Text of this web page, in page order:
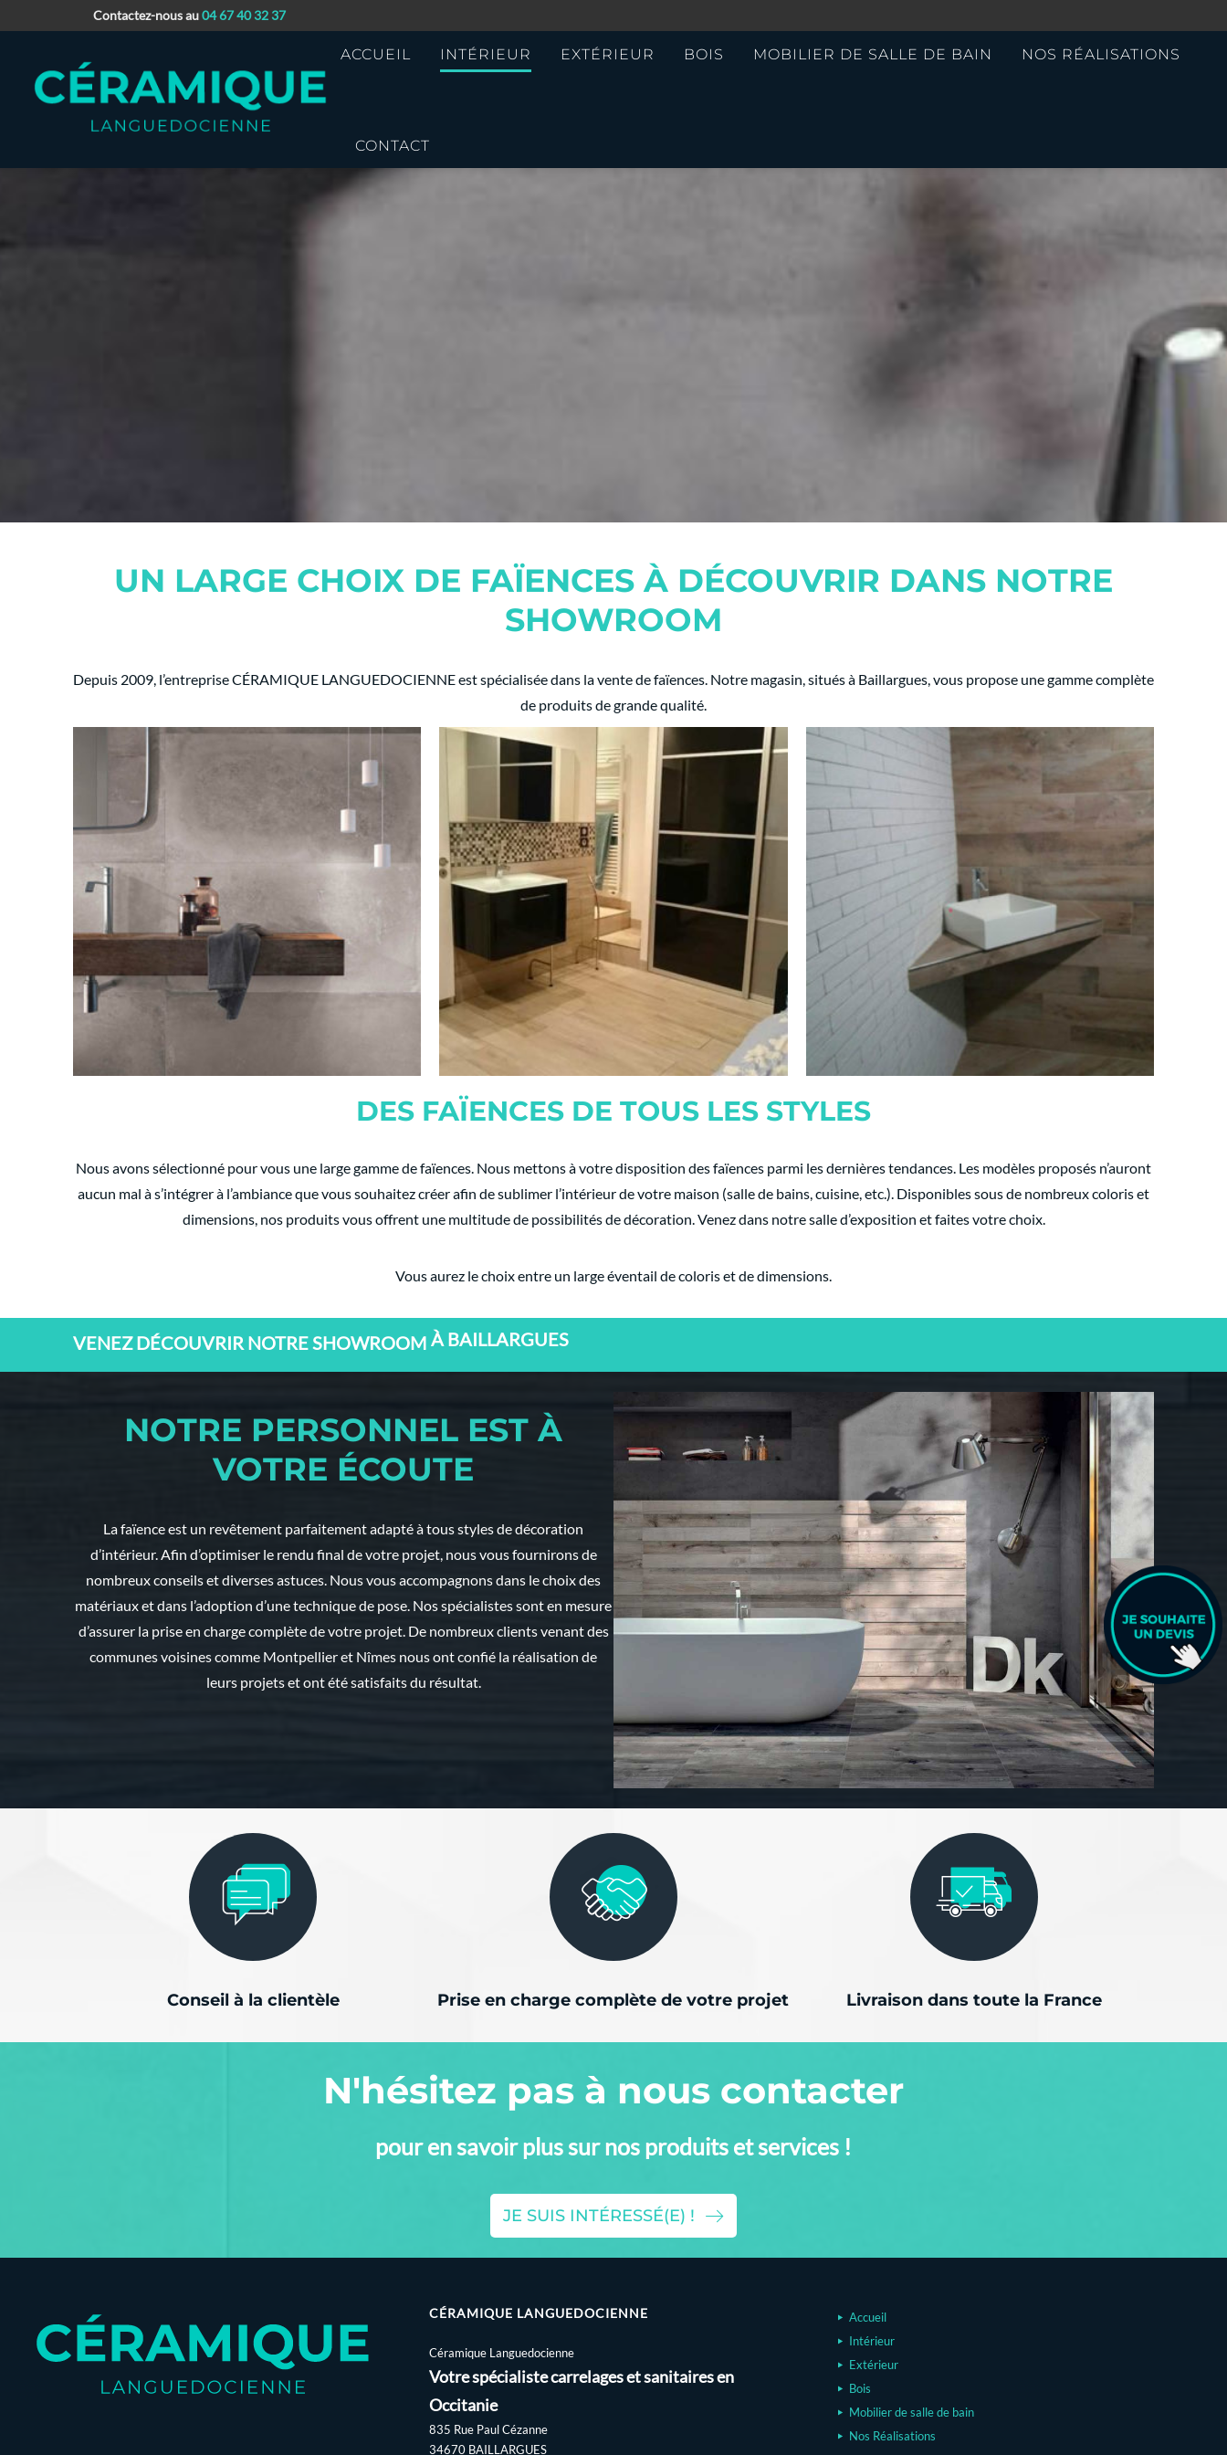
Contactez-nous au04 67 40 32 37
ACCUEIL INTÉRIEUR EXTÉRIEUR BOIS MOBILIER DE SALLE DE BAIN NOS RÉALISATIONS
CONTACT
UN LARGE CHOIX DE FAÏENCES À DÉCOUVRIR DANS NOTRE
SHOWROOM
Depuis 2009, l’entreprise CÉRAMIQUE LANGUEDOCIENNE est spécialisée dans la vente de faïences. Notre magasin, situés à Baillargues, vous propose une gamme complète
de produits de grande qualité.
DES FAÏENCES DE TOUS LES STYLES
Nous avons sélectionné pour vous une large gamme de faïences. Nous mettons à votre disposition des faïences parmi les dernières tendances. Les modèles proposés n’auront
aucun mal à s’intégrer à l’ambiance que vous souhaitez créer afin de sublimer l’intérieur de votre maison (salle de bains, cuisine, etc.). Disponibles sous de nombreux coloris et
dimensions, nos produits vous offrent une multitude de possibilités de décoration. Venez dans notre salle d’exposition et faites votre choix.
Vous aurez le choix entre un large éventail de coloris et de dimensions.
VENEZ DÉCOUVRIR NOTRE SHOWROOM AVEC UN GRAND CHOIX DE PRODUITS DE QUALITÉ.
À BAILLARGUES
NOTRE PERSONNEL EST À
VOTRE ÉCOUTE
La faïence est un revêtement parfaitement adapté à tous styles de décoration
d’intérieur. Afin d’optimiser le rendu final de votre projet, nous vous fournirons de
nombreux conseils et diverses astuces. Nous vous accompagnons dans le choix des
matériaux et dans l’adoption d’une technique de pose. Nos spécialistes sont en mesure
d’assurer la prise en charge complète de votre projet. De nombreux clients venant des
communes voisines comme Montpellier et Nîmes nous ont confié la réalisation de
leurs projets et ont été satisfaits du résultat.
Conseil à la clientèle Prise en charge complète de votre projet Livraison dans toute la France
N'hésitez pas à nous contacter
pour en savoir plus sur nos produits et services !
JE SUIS INTÉRESSÉ(E) !
CÉRAMIQUE LANGUEDOCIENNE
Céramique Languedocienne
Votre spécialiste carrelages et sanitaires en
Occitanie
835 Rue Paul Cézanne
34670 BAILLARGUES
Accueil
Intérieur
Extérieur
Bois
Mobilier de salle de bain
Nos Réalisations